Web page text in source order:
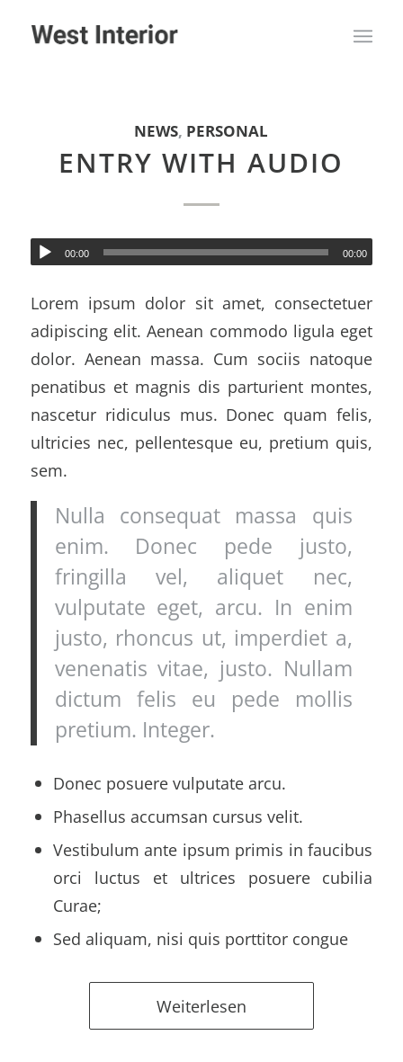
NEWS, PERSONAL
ENTRY WITH AUDIO
00:00 00:00
Lorem ipsum dolor sit amet, consectetuer
adipiscing elit. Aenean commodo ligula eget
dolor. Aenean massa. Cum sociis natoque
penatibus et magnis dis parturient montes,
nascetur ridiculus mus. Donec quam felis,
ultricies nec, pellentesque eu, pretium quis,
sem.
Nulla consequat massa quis
enim. Donec pede justo,
fringilla vel, aliquet nec,
vulputate eget, arcu. In enim
justo, rhoncus ut, imperdiet a,
venenatis vitae, justo. Nullam
dictum felis eu pede mollis
pretium. Integer.
Donec posuere vulputate arcu.
Phasellus accumsan cursus velit.
Vestibulum ante ipsum primis in faucibus
orci luctus et ultrices posuere cubilia
Curae;
Sed aliquam, nisi quis porttitor congue
Weiterlesen